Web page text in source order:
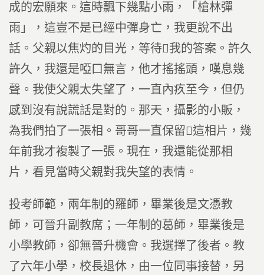
成的宏願來。這時飄下幾點小雨，「槍林彈
雨」，這豈不是已經中彈身亡，我更說不出
話。父親以焦灼的目光，等待我的答案。許久
許久，我還是啞口無言，他才搖搖頭，嘆息幾
聲。我使父親太失望了，一直內疚至今，但仍
感到沒有說謊話是對的。那天，攝影的小販，
為我們拍了一張相。哥哥一直保留這相片，幾
年前我才複製了一張。現在，我還能從那相
片，看見當時父親對我失望的表情。
投考師範，兩年制的羅師，畢業後是文憑教
師，可晉升副教席；一年制的葛師，畢業後是
小學教師，卻無晉升機會。我選擇了後者。教
了六年小學，校長退休，由一位同事接替，另